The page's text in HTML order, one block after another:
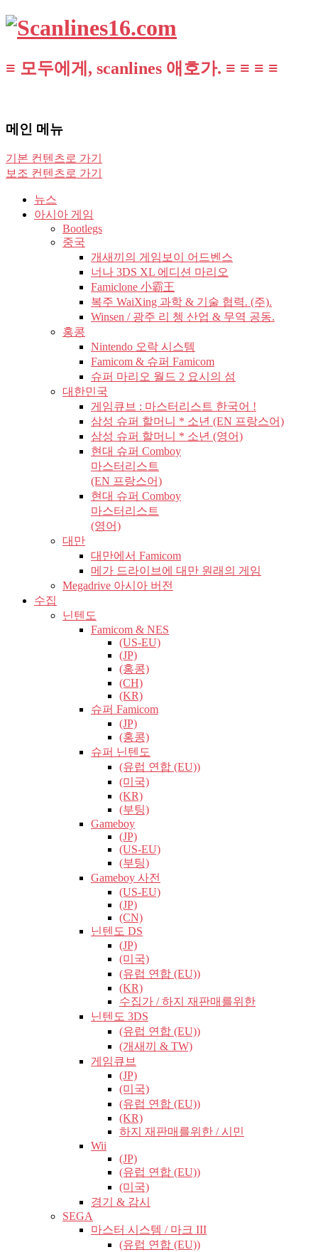
≡ 모두에게, scanlines 애호가. ≡ ≡ ≡ ≡
메인 메뉴
기본 컨텐츠로 가기
보조 컨텐츠로 가기
뉴스
아시아 게임
Bootlegs
중국
개새끼의 게임보이 어드벤스
너나 3DS XL 에디션 마리오
Famiclone 小霸王
복주 WaiXing 과학 & 기술 협력. (주).
Winsen / 광주 리 쳉 산업 & 무역 공동.
홍콩
Nintendo 오락 시스템
Famicom & 슈퍼 Famicom
슈퍼 마리오 월드 2 요시의 섬
대한민국
게임큐브 : 마스터리스트 한국어 !
삼성 슈퍼 할머니 * 소년 (EN 프랑스어)
삼성 슈퍼 할머니 * 소년 (영어)
현대 슈퍼 Comboy
마스터리스트
(EN 프랑스어)
현대 슈퍼 Comboy
마스터리스트
(영어)
대만
대만에서 Famicom
메가 드라이브에 대만 원래의 게임
Megadrive 아시아 버전
수집
닌텐도
Famicom & NES
(US-EU)
(JP)
(홍콩)
(CH)
(KR)
슈퍼 Famicom
(JP)
(홍콩)
슈퍼 닌텐도
(유럽​​ 연합 (EU))
(미국)
(KR)
(부팅)
Gameboy
(JP)
(US-EU)
(부팅)
Gameboy 사전
(US-EU)
(JP)
(CN)
닌텐도 DS
(JP)
(미국)
(유럽​​ 연합 (EU))
(KR)
수집가 / 하지 재판매를위한
닌텐도 3DS
(유럽​​ 연합 (EU))
(개새끼 & TW)
게임큐브
(JP)
(미국)
(유럽​​ 연합 (EU))
(KR)
하지 재판매를위한 / 시민
Wii
(JP)
(유럽​​ 연합 (EU))
(미국)
경기 & 감시
SEGA
마스터 시스템 / 마크 III
(유럽​​ 연합 (EU))